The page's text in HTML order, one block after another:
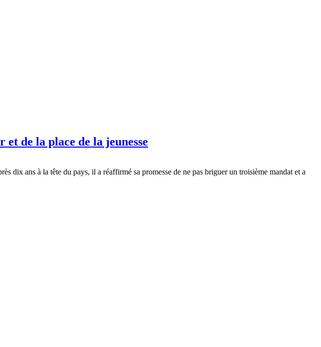
de la place de la jeunesse
dix ans à la tête du pays, il a réaffirmé sa promesse de ne pas briguer un troisième mandat et a